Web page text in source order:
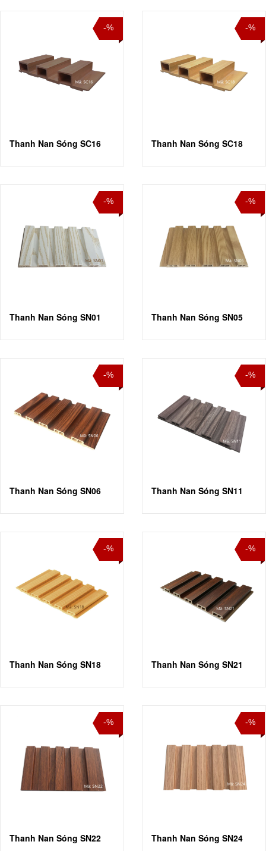
-%
Thanh Nan Sóng SC16
-%
Thanh Nan Sóng SC18
-%
Thanh Nan Sóng SN01
-%
Thanh Nan Sóng SN05
-%
Thanh Nan Sóng SN06
-%
Thanh Nan Sóng SN11
-%
Thanh Nan Sóng SN18
-%
Thanh Nan Sóng SN21
-%
Thanh Nan Sóng SN22
-%
Thanh Nan Sóng SN24